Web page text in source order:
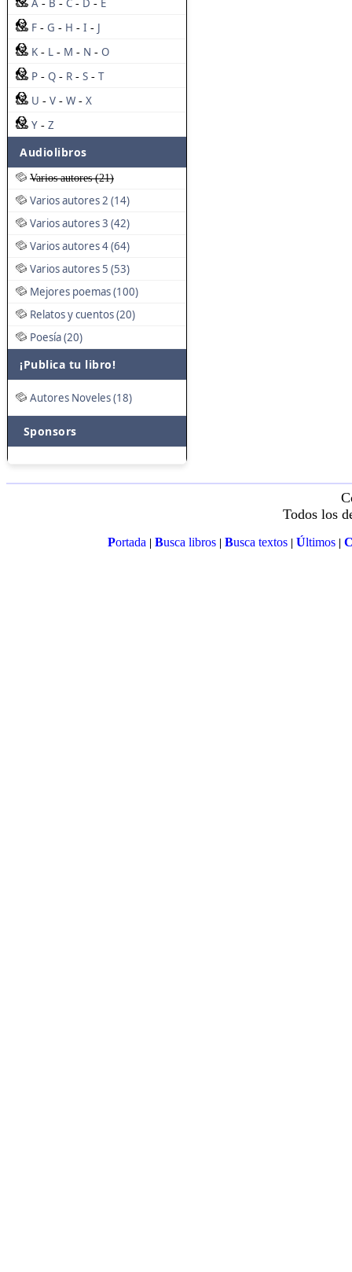
A - B - C - D - E
F - G - H - I - J
K - L - M - N - O
P - Q - R - S - T
U - V - W - X
Y - Z
Audiolibros
Varios autores (21)
Varios autores 2 (14)
Varios autores 3 (42)
Varios autores 4 (64)
Varios autores 5 (53)
Mejores poemas (100)
Relatos y cuentos (20)
Poesía (20)
¡Publica tu libro!
Autores Noveles (18)
Sponsors
Todos los
Portada| Busca libros| Busca textos| Últimos|